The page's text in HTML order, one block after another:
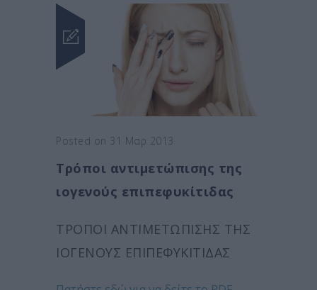
Posted on 31 Μαρ 2013
Τρόποι αντιμετώπισης της
ιογενούς επιπεφυκίτιδας
ΤΡΌΠΟΙ ΑΝΤΙΜΕΤΏΠΙΣΗΣ ΤΗΣ
ΙΟΓΕΝΟΎΣ ΕΠΙΠΕΦΥΚΊΤΙΔΑΣ